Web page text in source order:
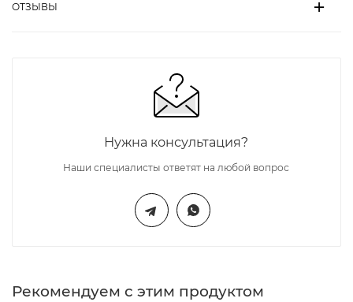
ОТЗЫВЫ
Нужна консультация?
Наши специалисты ответят на любой вопрос
Рекомендуем с этим продуктом